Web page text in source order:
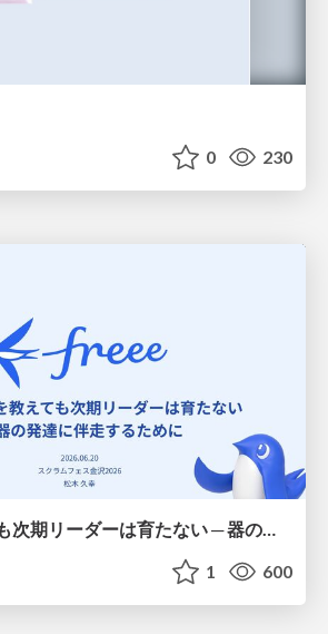
0 230
解決策を教えても次期リーダーは育たない ─ 器の発達に伴走するために / Partnering with leaders in their vertical development
1 600